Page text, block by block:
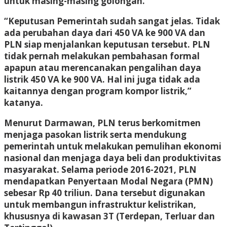
“Keputusan Pemerintah sudah sangat jelas. Tidak
ada perubahan daya dari 450 VA ke 900 VA dan
PLN siap menjalankan keputusan tersebut. PLN
tidak pernah melakukan pembahasan formal
apapun atau merencanakan pengalihan daya
listrik 450 VA ke 900 VA. Hal ini juga tidak ada
kaitannya dengan program kompor listrik,”
katanya.
Menurut Darmawan, PLN terus berkomitmen
menjaga pasokan listrik serta mendukung
pemerintah untuk melakukan pemulihan ekonomi
nasional dan menjaga daya beli dan produktivitas
masyarakat. Selama periode 2016-2021, PLN
mendapatkan Penyertaan Modal Negara (PMN)
sebesar Rp 40 triliun. Dana tersebut digunakan
untuk membangun infrastruktur kelistrikan,
khususnya di kawasan 3T (Terdepan, Terluar dan